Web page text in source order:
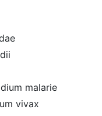
malarie
vivax